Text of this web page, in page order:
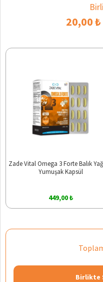
20,00 ₺
Zade Vital Omega 3 Forte Balık
Yumuşak Kapsül
449,00 ₺
Birlikte